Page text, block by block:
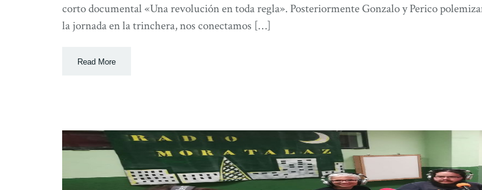
corto documental «Una revolución en toda regla». Posteriormente Gonzalo y Perico
la jornada en la trinchera, nos conectamos […]
Read More